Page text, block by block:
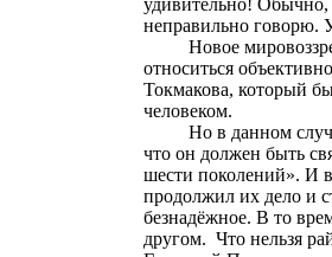
неправильно говорю.
Новое
относиться
Токмакова, который
человеком.
Но в данном
что он должен быть
шести поколений». И
продолжил их дело и
безнадёжное. В то
другом. Что нельзя